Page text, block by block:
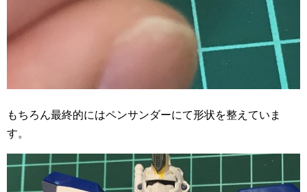
もちろん最終的にはペンサンダーにて形状を整えていま
す。